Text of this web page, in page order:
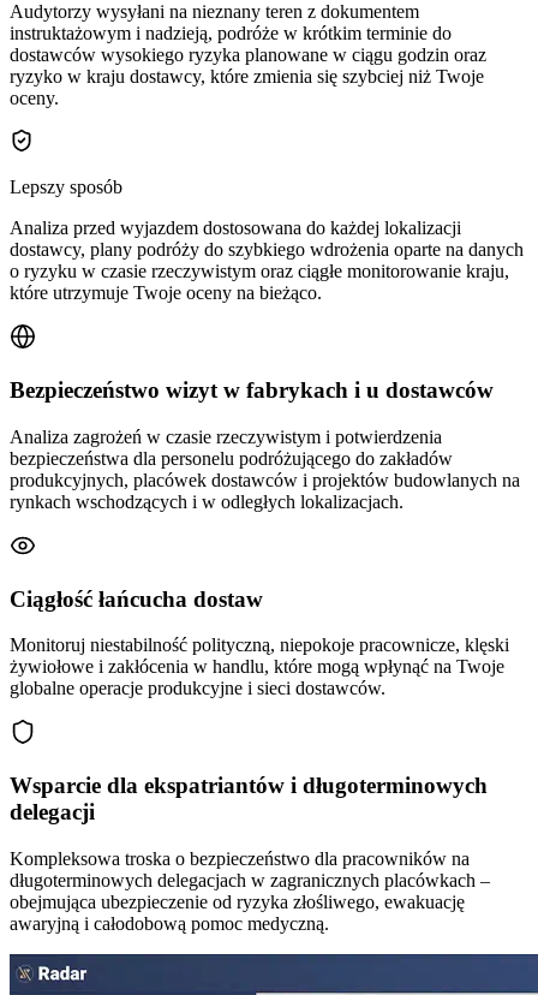
Audytorzy wysyłani na nieznany teren z dokumentem
instruktażowym i nadzieją, podróże w krótkim terminie do
dostawców wysokiego ryzyka planowane w ciągu godzin oraz
ryzyko w kraju dostawcy, które zmienia się szybciej niż Twoje
oceny.
Lepszy sposób
Analiza przed wyjazdem dostosowana do każdej lokalizacji
dostawcy, plany podróży do szybkiego wdrożenia oparte na danych
o ryzyku w czasie rzeczywistym oraz ciągłe monitorowanie kraju,
które utrzymuje Twoje oceny na bieżąco.
Bezpieczeństwo wizyt w fabrykach i u dostawców
Analiza zagrożeń w czasie rzeczywistym i potwierdzenia
bezpieczeństwa dla personelu podróżującego do zakładów
produkcyjnych, placówek dostawców i projektów budowlanych na
rynkach wschodzących i w odległych lokalizacjach.
Ciągłość łańcucha dostaw
Monitoruj niestabilność polityczną, niepokoje pracownicze, klęski
żywiołowe i zakłócenia w handlu, które mogą wpłynąć na Twoje
globalne operacje produkcyjne i sieci dostawców.
Wsparcie dla ekspatriantów i długoterminowych
delegacji
Kompleksowa troska o bezpieczeństwo dla pracowników na
długoterminowych delegacjach w zagranicznych placówkach –
obejmująca ubezpieczenie od ryzyka złośliwego, ewakuację
awaryjną i całodobową pomoc medyczną.